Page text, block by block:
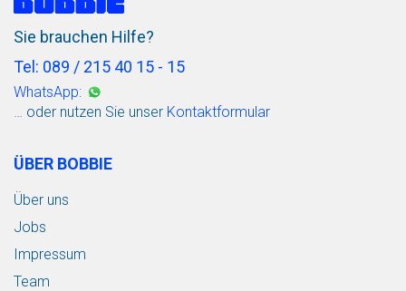
Sie brauchen Hilfe?
Tel: 089 / 215 40 15 - 15
WhatsApp:
… oder nutzen Sie unser Kontaktformular
ÜBER BOBBIE
Über uns
Jobs
Impressum
Team